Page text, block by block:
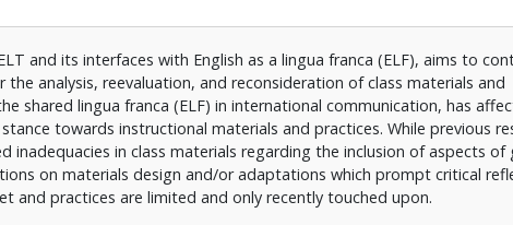
and its interfaces with English as a lingua franca (ELF), aims to
analysis, reevaluation, and reconsideration of class materials and
shared lingua franca (ELF) in international communication, has
towards instructional materials and practices. While previous
inadequacies in class materials regarding the inclusion of aspects of
on materials design and/or adaptations which prompt critical
and practices are limited and only recently touched upon.